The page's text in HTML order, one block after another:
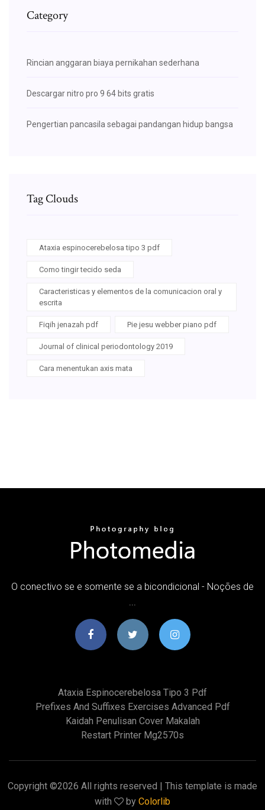
Category
Rincian anggaran biaya pernikahan sederhana
Descargar nitro pro 9 64 bits gratis
Pengertian pancasila sebagai pandangan hidup bangsa
Tag Clouds
Ataxia espinocerebelosa tipo 3 pdf
Como tingir tecido seda
Caracteristicas y elementos de la comunicacion oral y
escrita
Fiqih jenazah pdf Pie jesu webber piano pdf
Journal of clinical periodontology 2019
Cara menentukan axis mata
O conectivo se e somente se a bicondicional - Noções de
Ataxia Espinocerebelosa Tipo 3 Pdf
Prefixes And Suffixes Exercises Advanced Pdf
Kaidah Penulisan Cover Makalah
Restart Printer Mg2570s
Copyright ©2026 All rights reserved | This template is made
with
by Colorlib